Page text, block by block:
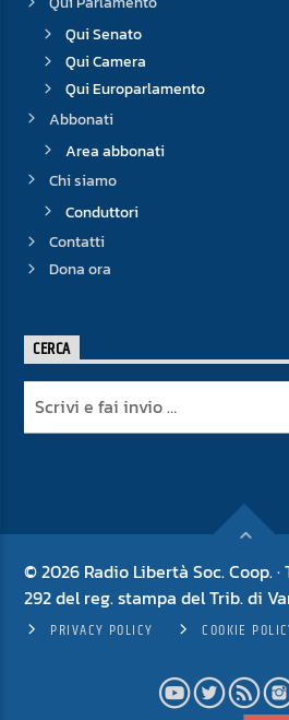
Qui Senato
Qui Camera
Qui Europarlamento
Abbonati
Area abbonati
Chi siamo
Conduttori
Contatti
Dona ora
CERCA
© 2026 Radio Libertà Soc. Coop.
292 del reg. stampa del Trib. di
PRIVACY POLICY COOKIE